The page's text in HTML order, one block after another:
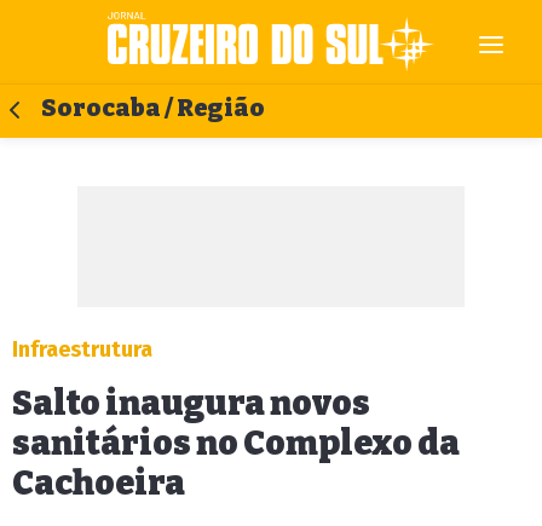
Sorocaba / Região
Infraestrutura
Salto inaugura novos
sanitários no Complexo da
Cachoeira